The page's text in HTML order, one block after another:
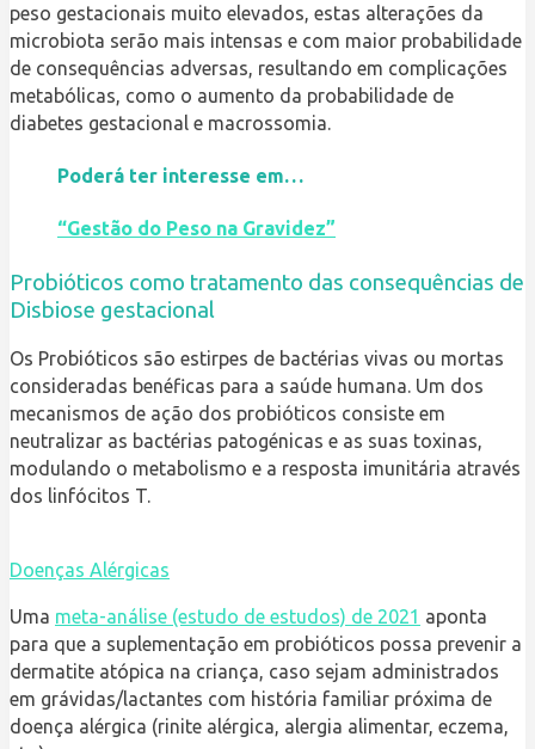
peso gestacionais muito elevados, estas alterações da
microbiota serão mais intensas e com maior probabilidade
de consequências adversas, resultando em complicações
metabólicas, como o aumento da probabilidade de
diabetes gestacional e macrossomia.
Poderá ter interesse em…
“Gestão do Peso na Gravidez”
Probióticos como tratamento das consequências de
Disbiose gestacional
Os Probióticos são estirpes de bactérias vivas ou mortas
consideradas benéficas para a saúde humana. Um dos
mecanismos de ação dos probióticos consiste em
neutralizar as bactérias patogénicas e as suas toxinas,
modulando o metabolismo e a resposta imunitária através
dos linfócitos T.
Doenças Alérgicas
Uma meta-análise (estudo de estudos) de 2021 aponta
para que a suplementação em probióticos possa prevenir a
dermatite atópica na criança, caso sejam administrados
em grávidas/lactantes com história familiar próxima de
doença alérgica (rinite alérgica, alergia alimentar, eczema,